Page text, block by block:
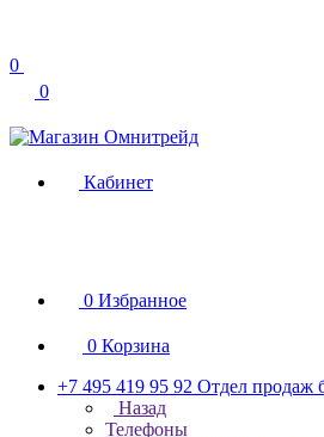
0
0
Кабинет
0 Избранное
0 Корзина
+7 495 419 95 92 Отдел продаж
Назад
Телефоны